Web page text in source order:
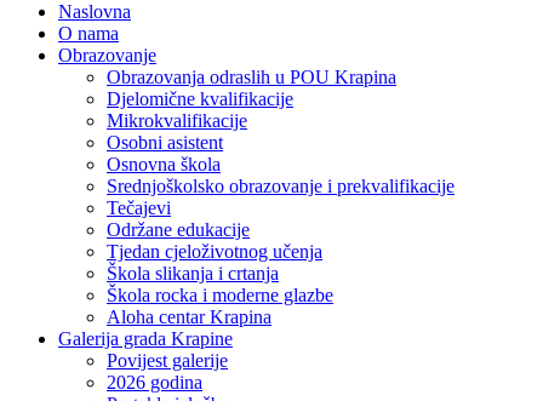
Naslovna
O nama
Obrazovanje
Obrazovanja odraslih u POU Krapina
Djelomične kvalifikacije
Mikrokvalifikacije
Osobni asistent
Osnovna škola
Srednjoškolsko obrazovanje i prekvalifikacije
Tečajevi
Održane edukacije
Tjedan cjeloživotnog učenja
Škola slikanja i crtanja
Škola rocka i moderne glazbe
Aloha centar Krapina
Galerija grada Krapine
Povijest galerije
2026 godina